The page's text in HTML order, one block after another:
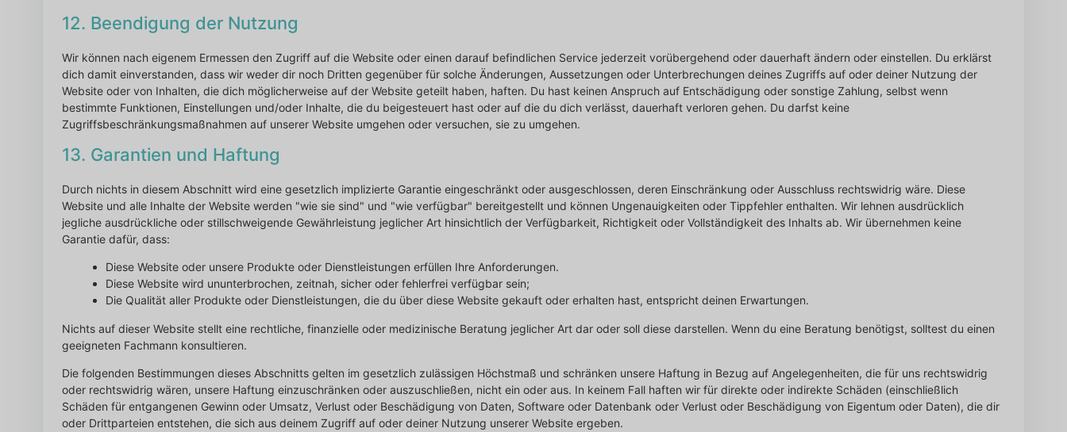
12. Beendigung der Nutzung
Wir können nach eigenem Ermessen den Zugriff auf die Website oder einen darauf befindlichen Service jederzeit vorübergehend oder dauerhaft ändern oder einstellen. Du erklärst
dich damit einverstanden, dass wir weder dir noch Dritten gegenüber für solche Änderungen, Aussetzungen oder Unterbrechungen deines Zugriffs auf oder deiner Nutzung der
Website oder von Inhalten, die dich möglicherweise auf der Website geteilt haben, haften. Du hast keinen Anspruch auf Entschädigung oder sonstige Zahlung, selbst wenn
bestimmte Funktionen, Einstellungen und/oder Inhalte, die du beigesteuert hast oder auf die du dich verlässt, dauerhaft verloren gehen. Du darfst keine
Zugriffsbeschränkungsmaßnahmen auf unserer Website umgehen oder versuchen, sie zu umgehen.
13. Garantien und Haftung
Durch nichts in diesem Abschnitt wird eine gesetzlich implizierte Garantie eingeschränkt oder ausgeschlossen, deren Einschränkung oder Ausschluss rechtswidrig wäre. Diese
Website und alle Inhalte der Website werden "wie sie sind" und "wie verfügbar" bereitgestellt und können Ungenauigkeiten oder Tippfehler enthalten. Wir lehnen ausdrücklich
jegliche ausdrückliche oder stillschweigende Gewährleistung jeglicher Art hinsichtlich der Verfügbarkeit, Richtigkeit oder Vollständigkeit des Inhalts ab. Wir übernehmen keine
Garantie dafür, dass:
Diese Website oder unsere Produkte oder Dienstleistungen erfüllen Ihre Anforderungen.
Diese Website wird ununterbrochen, zeitnah, sicher oder fehlerfrei verfügbar sein;
Die Qualität aller Produkte oder Dienstleistungen, die du über diese Website gekauft oder erhalten hast, entspricht deinen Erwartungen.
Nichts auf dieser Website stellt eine rechtliche, finanzielle oder medizinische Beratung jeglicher Art dar oder soll diese darstellen. Wenn du eine Beratung benötigst, solltest du einen
geeigneten Fachmann konsultieren.
Die folgenden Bestimmungen dieses Abschnitts gelten im gesetzlich zulässigen Höchstmaß und schränken unsere Haftung in Bezug auf Angelegenheiten, die für uns rechtswidrig
oder rechtswidrig wären, unsere Haftung einzuschränken oder auszuschließen, nicht ein oder aus. In keinem Fall haften wir für direkte oder indirekte Schäden (einschließlich
Schäden für entgangenen Gewinn oder Umsatz, Verlust oder Beschädigung von Daten, Software oder Datenbank oder Verlust oder Beschädigung von Eigentum oder Daten), die dir
oder Drittparteien entstehen, die sich aus deinem Zugriff auf oder deiner Nutzung unserer Website ergeben.